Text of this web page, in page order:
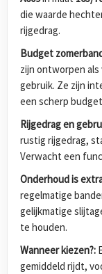
die waarde
rijgedrag.
Budget
zijn ontworpen als
gebruik. Ze zijn
een scherp
Rijgedrag en
rustig rijgedrag,
Verwacht een
Onderhoud is
regelmatige
gelijkmatige
te houden.
Wanneer kiezen?:
gemiddeld rijdt,